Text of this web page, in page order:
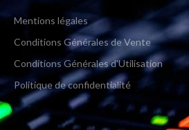
Mentions légales
Conditions Générales de Vente
Conditions Générales d'Utilisation
Politique de confidentialité